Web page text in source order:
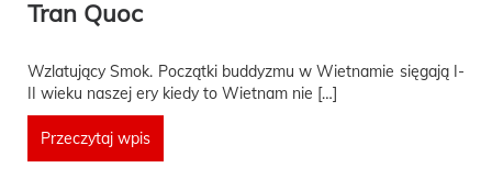
Tran Quoc
Wzlatujący Smok. Początki buddyzmu w Wietnamie sięgają I-
II wieku naszej ery kiedy to Wietnam nie […]
Przeczytaj wpis